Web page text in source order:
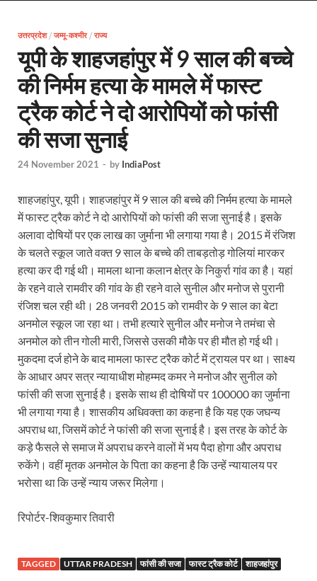
Uttarakhand Female Boxer: मुख्यमंत्री धामी से मिलीं
UP Kanwar Yatra: कांवड़ यात्रा से पहले सभी धार्मिक
Bharat Tex 2026: टेक्सटाइल निवेश के प्रमुख गंतव्य के
Shri Ram Mandir: श्रीराम मंदिर चढ़ावा चोरी के
The Kshitij Show: द क्षितिज शो में पहुंचे जुयाल और
Lok Sanvardhan Parva: देहरादून में मुख्यमंत्री पुष्कर सिंह
West Bengal Rajya Sabha By-Election: चुनाव
Shri Kashi Vishwanath Mandir: उत्तरकाशी में CM
Dr.Teejan Bai: विश्वविख्यात पंडवानी गायिका, पद्म
Khatipura Mega Coach Care Terminal: खातीपुरा में
Sundarpura Railway Station: खाटू श्याम जी के भक्तो
Jan-Jan Ki Sarkar Abhiyan: 4 जुलाई से फिर शुरु होगा
आ गई यूपी बीजेपी संगठन की लिस्ट, देखिए कौन-कौन है इस
Chhattisgarh UCC: छत्तीसगढ़ में UCC का खाका तैयार
राजमिस्त्री, किसान और शिक्षक परिवारों के बेटे यूपीएससी
9New Sectoral Policy: 9 नई सेक्टोरल पॉलिसी, एक
New haryana Industrial Policy: मुख्यमंत्री नायब सिंह
उत्तरप्रदेश/ जम्मू-कश्मीर/ राज्य
यूपी के शाहजहांपुर में 9 साल की बच्चे
की निर्मम हत्या के मामले में फास्ट
ट्रैक कोर्ट ने दो आरोपियों को फांसी
की सजा सुनाई
24 November 2021 - by IndiaPost
शाहजहांपुर, यूपी। शाहजहांपुर में 9 साल की बच्चे की निर्मम हत्या के मामले
में फास्ट ट्रैक कोर्ट ने दो आरोपियों को फांसी की सजा सुनाई है। इसके
अलावा दोषियों पर एक लाख का जुर्माना भी लगाया गया है। 2015 में रंजिश
के चलते स्कूल जाते वक्त 9 साल के बच्चे की ताबड़तोड़ गोलियां मारकर
हत्या कर दी गई थी। मामला थाना कलान क्षेत्र के निकुर्रा गांव का है। यहां
के रहने वाले रामवीर की गांव के ही रहने वाले सुनील और मनोज से पुरानी
रंजिश चल रही थी। 28 जनवरी 2015 को रामवीर के 9 साल का बेटा
अनमोल स्कूल जा रहा था। तभी हत्यारे सुनील और मनोज ने तमंचा से
अनमोल को तीन गोली मारी, जिससे उसकी मौके पर ही मौत हो गई थी।
मुकदमा दर्ज होने के बाद मामला फास्ट ट्रैक कोर्ट में ट्रायल पर था। साक्ष्य
के आधार अपर सत्र न्यायाधीश मोहम्मद कमर ने मनोज और सुनील को
फांसी की सजा सुनाई है। इसके साथ ही दोषियों पर 100000 का जुर्माना
भी लगाया गया है। शासकीय अधिवक्ता का कहना है कि यह एक जघन्य
अपराध था, जिसमें कोर्ट ने फांसी की सजा सुनाई है। इस तरह के कोर्ट के
कड़े फैसले से समाज में अपराध करने वालों में भय पैदा होगा और अपराध
रुकेंगे। वहीं मृतक अनमोल के पिता का कहना है कि उन्हें न्यायालय पर
भरोसा था कि उन्हें न्याय जरूर मिलेगा।
रिपोर्टर-शिवकुमार तिवारी
TAGGED UTTAR PRADESH फांसी की सजा फास्ट ट्रैक कोर्ट शाहजहांपुर